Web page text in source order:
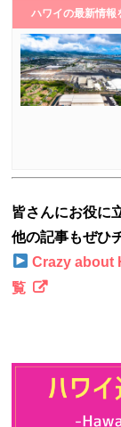
ハワイの最新情
皆さんにお役に
他の記事もぜひ
Crazy about
覧